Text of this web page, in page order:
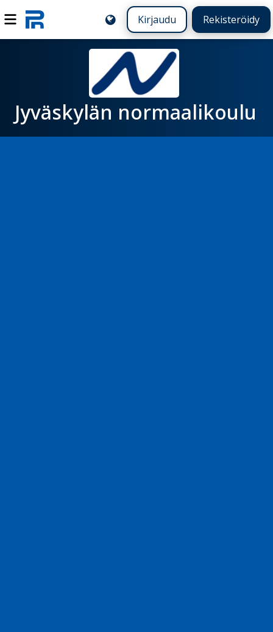
Kirjaudu Rekisteröidy
Jyväskylän normaalikoulu